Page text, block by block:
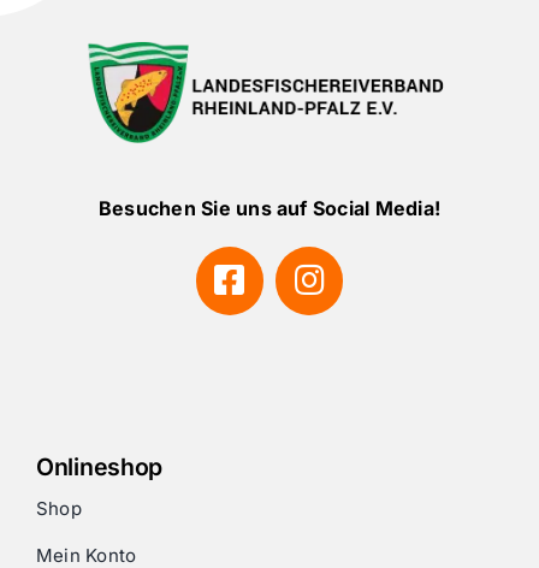
Besuchen Sie uns auf Social Media!
Onlineshop
Shop
Mein Konto